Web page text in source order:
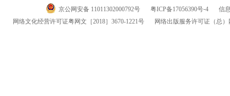
京公网安备 11011302000792号
粤ICP备17056390号-4
信
网络文化经营许可证粤网文 ［2018］3670-1221号 网络出版服务许可证 （总